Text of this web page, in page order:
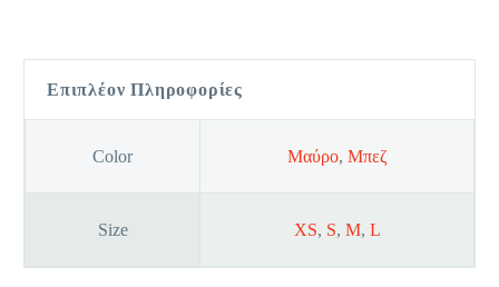
ποσότητα
Επιπλέον Πληροφορίες
Color Μαύρο, Μπεζ
Size XS, S, M, L